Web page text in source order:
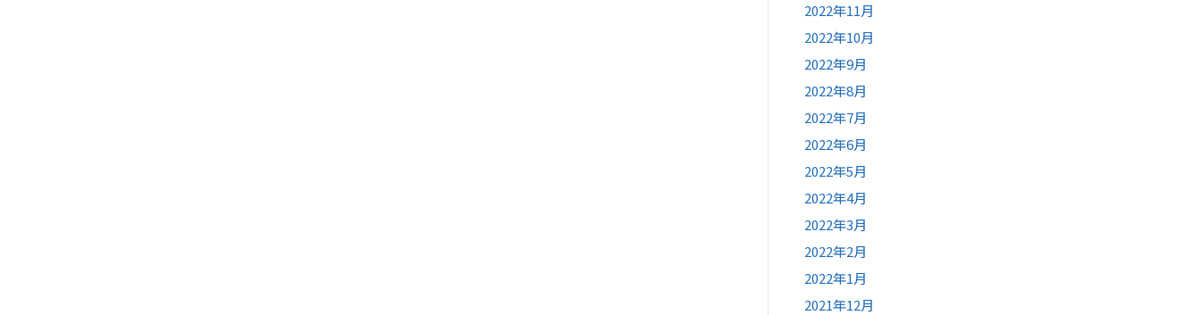
2022年11月
2022年10月
2022年9月
2022年8月
2022年7月
2022年6月
2022年5月
2022年4月
2022年3月
2022年2月
2022年1月
2021年12月